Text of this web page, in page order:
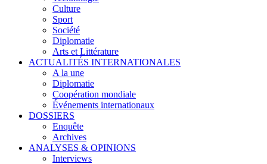
Culture
Sport
Société
Diplomatie
Arts et Littérature
ACTUALITÉS INTERNATIONALES
A la une
Diplomatie
Coopération mondiale
Événements internationaux
DOSSIERS
Enquête
Archives
ANALYSES & OPINIONS
Interviews